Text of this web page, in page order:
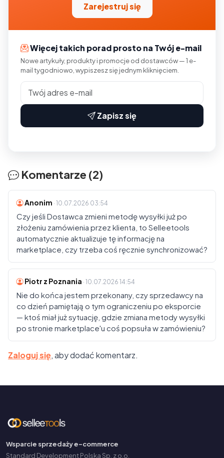
Zarejestruj się
Więcej takich porad prosto na Twój e-mail
Nowe artykuły, produkty i promocje od dostawców — 1 e-
mail tygodniowo, wypiszesz się jednym kliknięciem.
Zapisz się
Komentarze (2)
Anonim · 10.07.2026 03:54
Czy jeśli Dostawca zmieni metodę wysyłki już po
złożeniu zamówienia przez klienta, to Selleetools
automatycznie aktualizuje tę informację na
marketplace, czy trzeba coś ręcznie synchronizować?
Piotr z Poznania · 10.07.2026 14:54
Nie do końca jestem przekonany, czy sprzedawcy na
co dzień pamiętają o tym ograniczeniu po eksporcie
— ktoś miał już sytuację, gdzie zmiana metody wysyłki
po stronie marketplace'u coś popsuła w zamówieniu?
Zaloguj się, aby dodać komentarz.
Wsparcie sprzedaży e-commerce
Standard Development Polska Sp. z o.o.